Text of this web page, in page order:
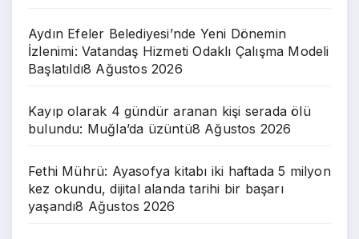
Aydın Efeler Belediyesi’nde Yeni Dönemin
İzlenimi: Vatandaş Hizmeti Odaklı Çalışma Modeli
Başlatıldı8 Ağustos 2026
Kayıp olarak 4 gündür aranan kişi serada ölü
bulundu: Muğla’da üzüntü8 Ağustos 2026
Fethi Mührü: Ayasofya kitabı iki haftada 5 milyon
kez okundu, dijital alanda tarihi bir başarı
yaşandı8 Ağustos 2026